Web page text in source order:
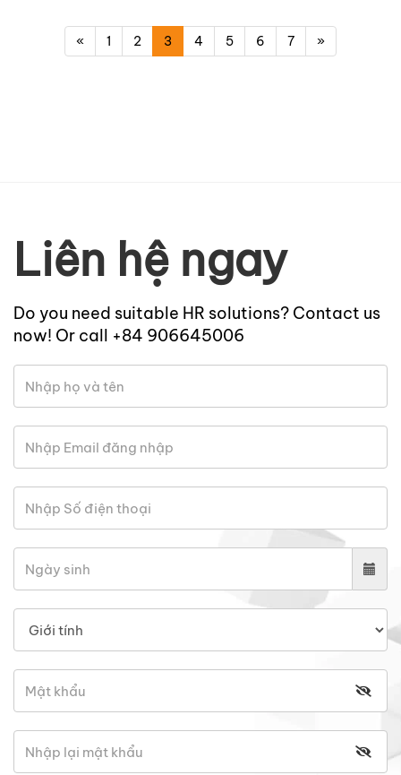
« 1 2 3 4 5 6 7 »
Liên hệ ngay
Do you need suitable HR solutions? Contact us
now! Or call +84 906645006